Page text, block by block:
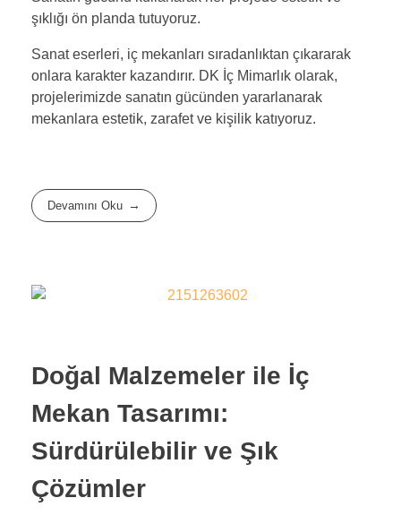
şıklığı ön planda tutuyoruz.
Sanat eserleri, iç mekanları sıradanlıktan çıkararak
onlara karakter kazandırır. DK İç Mimarlık olarak,
projelerimizde sanatın gücünden yararlanarak
mekanlara estetik, zarafet ve kişilik katıyoruz.
Devamını Oku
Doğal Malzemeler ile İç
Mekan Tasarımı:
Sürdürülebilir ve Şık
Çözümler